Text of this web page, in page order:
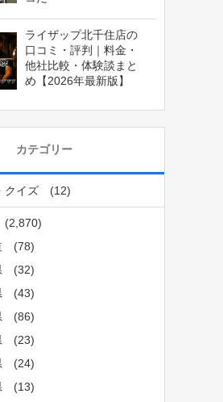
ライザップ北千住店の
口コミ・評判｜料金・
他社比較・体験談まと
め【2026年最新版】
カテゴリー
クイズ (12)
(2,870)
(78)
(32)
(43)
(86)
(23)
(24)
(13)